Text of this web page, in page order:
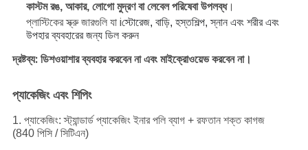
কাস্টম রঙ, আকার, লোগো মুদ্রণ বা লেবেল পরিষেবা উপলব্ধ।
প্লাস্টিকের স্ক্রু জারগুলি যা iস্টোরেজ, বাড়ি, হস্তশিল্প, স্নান এবং শরীর এবং
উপহার ব্যবহারের জন্য ডিল করুন
দ্রষ্টব্য: ডিশওয়াশার ব্যবহার করবেন না এবং মাইক্রোওয়েভ করবেন না।
প্যাকেজিং এবং শিপিং
1. প্যাকেজিং: স্ট্যান্ডার্ড প্যাকেজিং ইনার পলি ব্যাগ + রফতান শক্ত কাগজ
(840 পিসি / সিটিএন)